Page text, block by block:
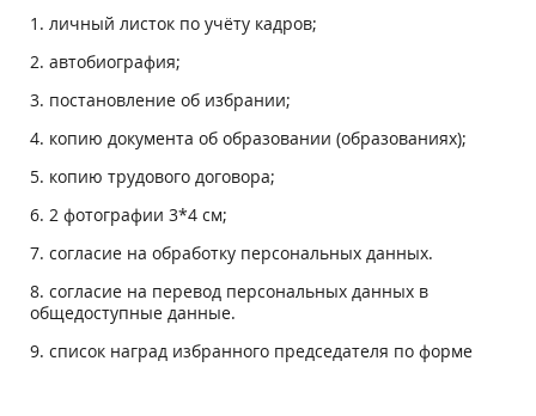
1. личный листок по учёту кадров;
2. автобиография;
3. постановление об избрании;
4. копию документа об образовании (образованиях);
5. копию трудового договора;
6. 2 фотографии 3*4 см;
7. согласие на обработку персональных данных.
8. согласие на перевод персональных данных в
общедоступные данные.
9. список наград избранного председателя по форме